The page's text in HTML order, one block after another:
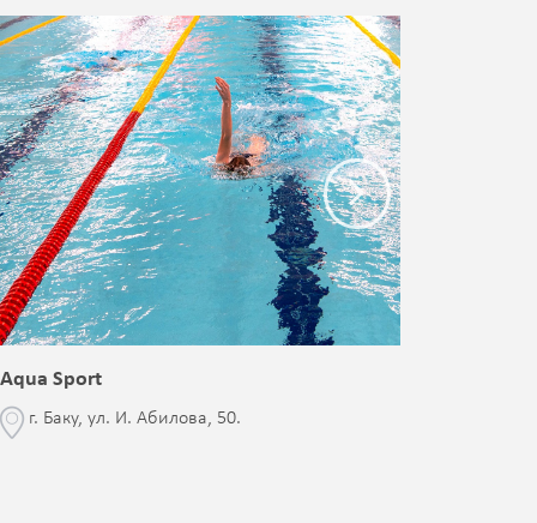
Aqua Sport
г. Баку, ул. И. Абилова, 50.